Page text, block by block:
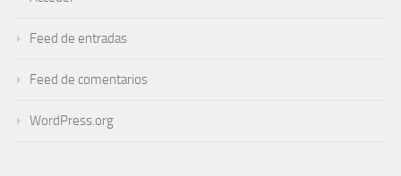
Feed de entradas
Feed de comentarios
WordPress.org